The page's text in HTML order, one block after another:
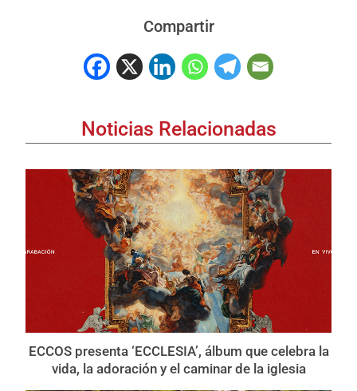
Compartir
Noticias Relacionadas
ECCOS presenta ‘ECCLESIA’, álbum que celebra la
vida, la adoración y el caminar de la iglesia